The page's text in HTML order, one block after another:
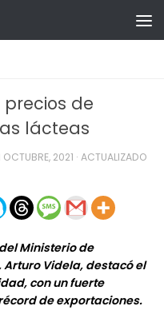
de
lácteas
OCTUBRE, 2021 · ACTUALIZADO
Ministerio de
Videla, destacó el
con un fuerte
de exportaciones.